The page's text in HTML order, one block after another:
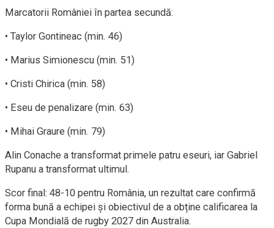
Marcatorii României în partea secundă:
• Taylor Gontineac (min. 46)
• Marius Simionescu (min. 51)
• Cristi Chirica (min. 58)
• Eseu de penalizare (min. 63)
• Mihai Graure (min. 79)
Alin Conache a transformat primele patru eseuri, iar Gabriel
Rupanu a transformat ultimul.
Scor final: 48-10 pentru România, un rezultat care confirmă
forma bună a echipei și obiectivul de a obține calificarea la
Cupa Mondială de rugby 2027 din Australia.